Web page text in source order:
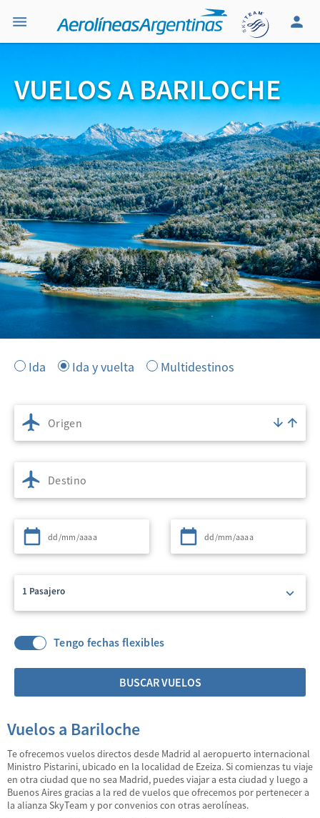
VUELOS A BARILOCHE
Ida Ida y vuelta Multidestinos
Origen
Destino
Partida Regreso
1 Pasajero
Tengo fechas flexibles
BUSCAR VUELOS
Vuelos a Bariloche
Te ofrecemos vuelos directos desde Madrid al aeropuerto internacional
Ministro Pistarini, ubicado en la localidad de Ezeiza. Si comienzas tu viaje
en otra ciudad que no sea Madrid, puedes viajar a esta ciudad y luego a
Buenos Aires gracias a la red de vuelos que ofrecemos por pertenecer a
la alianza SkyTeam y por convenios con otras aerolíneas.